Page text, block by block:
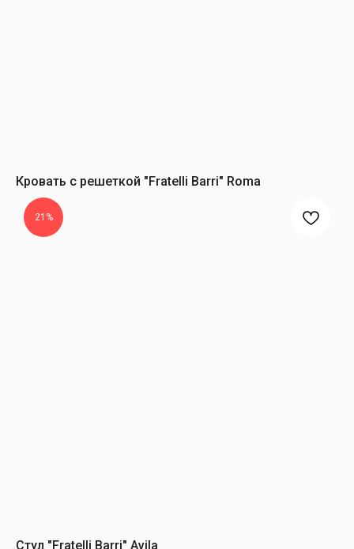
Кровать с решеткой "Fratelli Barri" Roma
21%
Стул "Fratelli Barri" Avila